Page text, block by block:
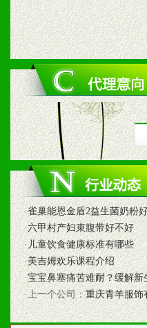
2、对于临
六、服务优
1、完善的
我们将及
2、售后服
以及时受
3、我们时
时收编销
七、招商
·雀巢能恩金盾2益生菌奶粉
·六甲村产妇束腹带好不好
·儿童饮食健康标准有哪些
·美吉姆欢乐课程介绍
·宝宝鼻塞痛苦难耐？缓解新
·上一个公司：重庆青羊服饰